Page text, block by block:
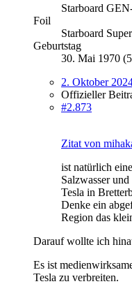
Starboard
Foil
Starboard
Geburtstag
30. Mai 1970
2. Oktober
Offizieller
#2.873
Zitat von
ist natürlich
Salzwasser
Tesla in
Denke ein
Region das
Darauf wollte ich
Es ist
Tesla zu verbreiten.